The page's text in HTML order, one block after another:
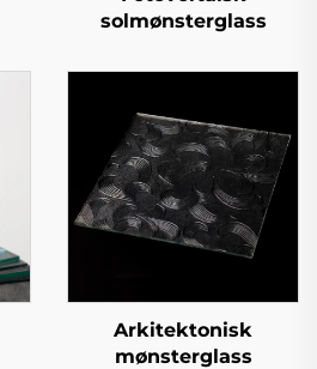
solmønsterglass
Arkitektonisk
mønsterglass